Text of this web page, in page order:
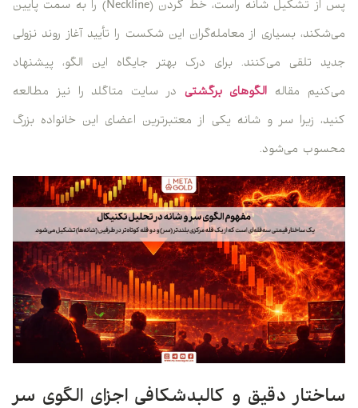
پس از تشکیل شانه راست، خط گردن (Neckline) را به سمت پایین
می‌شکند، بسیاری از معامله‌گران این شکست را تأیید آغاز روند نزولی
جدید تلقی می‌کنند. برای درک بهتر جایگاه این الگو، پیشنهاد
می‌کنیم مقاله الگوهای برگشتی در سایت متاگلد را نیز مطالعه
کنید، زیرا سر و شانه یکی از معتبرترین اعضای این خانواده بزرگ
محسوب می‌شود.
ساختار دقیق و کالبدشکافی اجزای الگوی سر